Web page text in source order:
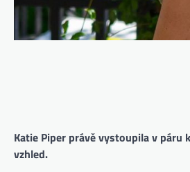
Katie Piper právě vystoupila v páru
vzhled.